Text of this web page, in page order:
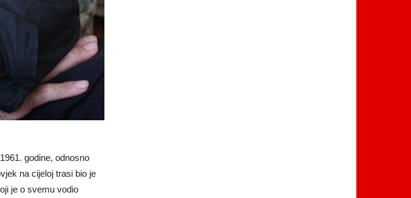
godine, odnosno
na cijeloj trasi bio je
je o svemu vodio